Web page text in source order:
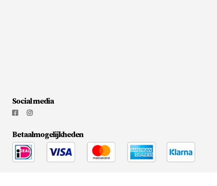
Social media
Betaalmogelijkheden